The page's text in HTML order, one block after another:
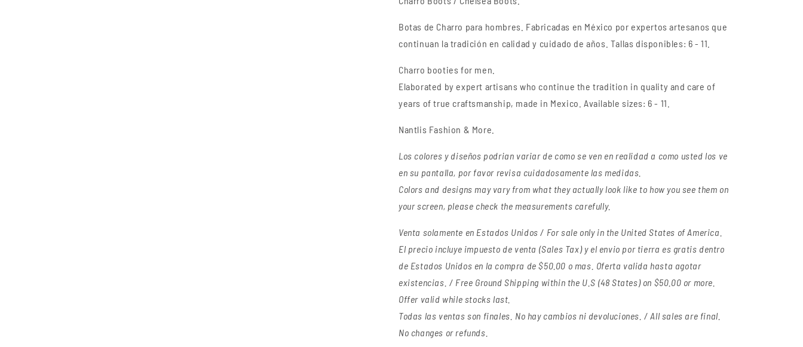
Boots
Boots
Botas de Charro para hombres. Fabricadas en México por expertos artesanos que
continuan la tradición en calidad y cuidado de años. Tallas disponibles: 6 - 11.
Charro booties for men.
Elaborated by expert artisans who continue the tradition in quality and care of
years of true craftsmanship, made in Mexico. Available sizes: 6 - 11.
Nantlis Fashion & More.
Los colores y diseños podrian variar de como se ven en realidad a como usted los ve
en su pantalla, por favor revisa cuidadosamente las medidas.
Colors and designs may vary from what they actually look like to how you see them on
your screen, please check the measurements carefully.
Venta solamente en Estados Unidos / For sale only in the United States of America.
El precio incluye impuesto de venta (Sales Tax) y el envio por tierra es gratis dentro
de Estados Unidos en la compra de $50.00 o mas. Oferta valida hasta agotar
existencias. / Free Ground Shipping within the U.S (48 States) on $50.00 or more.
Offer valid while stocks last.
Todas las ventas son finales. No hay cambios ni devoluciones. / All sales are final.
No changes or refunds.